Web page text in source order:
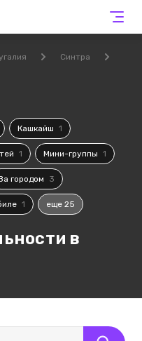
Синтра
Кашкайш 1
1 Мини-группы 1
городом 3
1 еще 25
в